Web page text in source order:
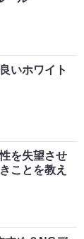
いホワイト
を失望させ
ことを教え